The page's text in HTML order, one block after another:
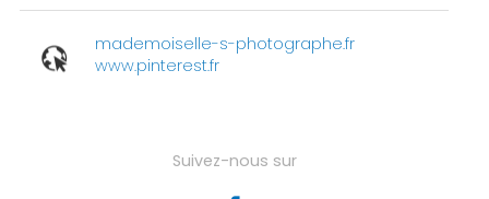
mademoiselle-s-photographe.fr
www.pinterest.fr
Suivez-nous sur